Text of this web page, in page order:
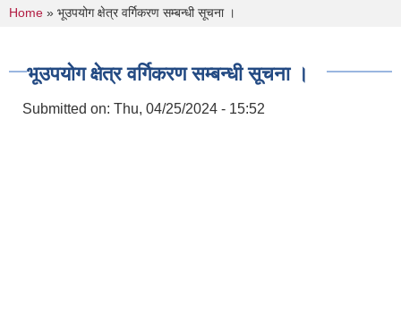
You are here
Home » भूउपयोग क्षेत्र वर्गिकरण सम्बन्धी सूचना ।
भूउपयोग क्षेत्र वर्गिकरण सम्बन्धी सूचना ।
Submitted on: Thu, 04/25/2024 - 15:52